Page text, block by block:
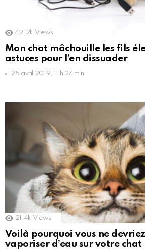
42.2k Views
Mon chat mâchouille les fils
astuces pour l’en dissuader
25 avril 2019, 11 h 27 min
21.4k Views
Voilà pourquoi vous ne
vaporiser d’eau sur votre chat